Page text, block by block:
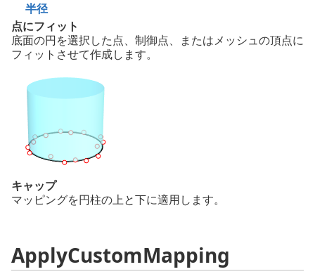
半径
点にフィット
底面の円を選択した点、制御点、またはメッシュの頂点に
フィットさせて作成します。
キャップ
マッピングを円柱の上と下に適用します。
ApplyCustomMapping